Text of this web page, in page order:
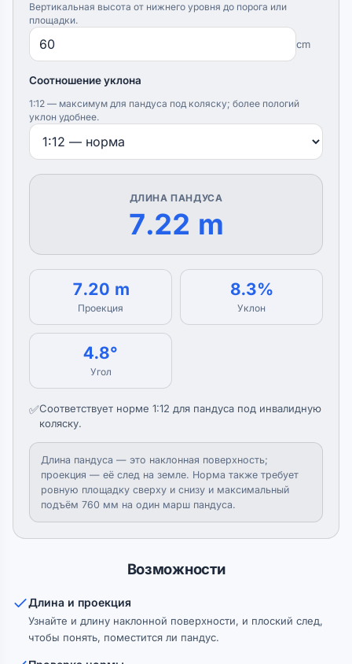
Вертикальная высота от нижнего уровня до порога или
площадки.
cm
Соотношение уклона
1:12 — максимум для пандуса под коляску; более пологий
уклон удобнее.
ДЛИНА ПАНДУСА
7.22 m
7.20 m
Проекция
8.3%
Уклон
4.8°
Угол
✅Соответствует норме 1:12 для пандуса под инвалидную
коляску.
Длина пандуса — это наклонная поверхность;
проекция — её след на земле. Норма также требует
ровную площадку сверху и снизу и максимальный
подъём 760 мм на один марш пандуса.
Возможности
Длина и проекция
Узнайте и длину наклонной поверхности, и плоский след,
чтобы понять, поместится ли пандус.